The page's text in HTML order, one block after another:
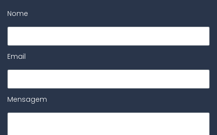
Nome
Email
Mensagem